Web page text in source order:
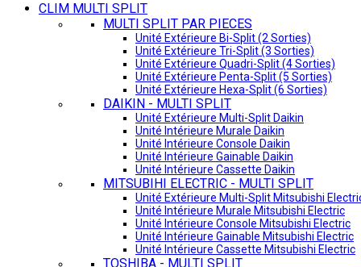
CLIM MULTI SPLIT
MULTI SPLIT PAR PIECES
Unité Extérieure Bi-Split (2 Sorties)
Unité Extérieure Tri-Split (3 Sorties)
Unité Extérieure Quadri-Split (4 Sorties)
Unité Extérieure Penta-Split (5 Sorties)
Unité Extérieure Hexa-Split (6 Sorties)
DAIKIN - MULTI SPLIT
Unité Extérieure Multi-Split Daikin
Unité Intérieure Murale Daikin
Unité Intérieure Console Daikin
Unité Intérieure Gainable Daikin
Unité Intérieure Cassette Daikin
MITSUBIHI ELECTRIC - MULTI SPLIT
Unité Extérieure Multi-Split Mitsubishi
Unité Intérieure Murale Mitsubishi Electric
Unité Intérieure Console Mitsubishi Electric
Unité Intérieure Gainable Mitsubishi Electric
Unité Intérieure Cassette Mitsubishi Electric
TOSHIBA - MULTI SPLIT